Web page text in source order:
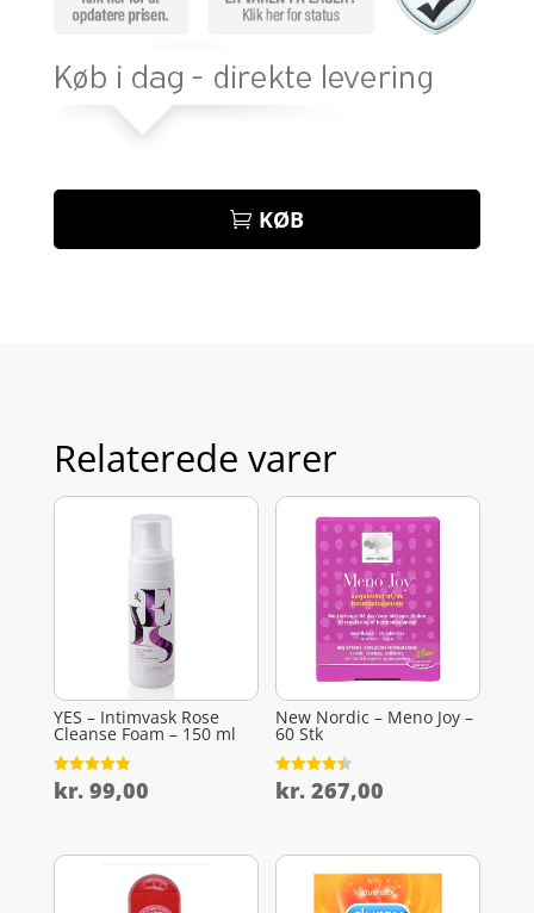
KØB
Relaterede varer
YES – Intimvask Rose
Cleanse Foam – 150 ml
Vurderet
4.9
kr.99,00
New Nordic – Meno Joy –
60 Stk
Vurderet
4.4
kr. 267,00